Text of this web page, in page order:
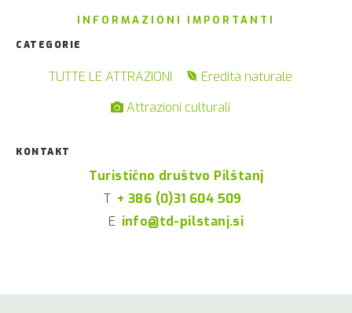
INFORMAZIONI IMPORTANTI
CATEGORIE
TUTTE LE ATTRAZIONI
Eredità naturale
Attrazioni culturali
KONTAKT
Turistično društvo Pilštanj
T + 386 (0)31 604 509
E info@td-pilstanj.si